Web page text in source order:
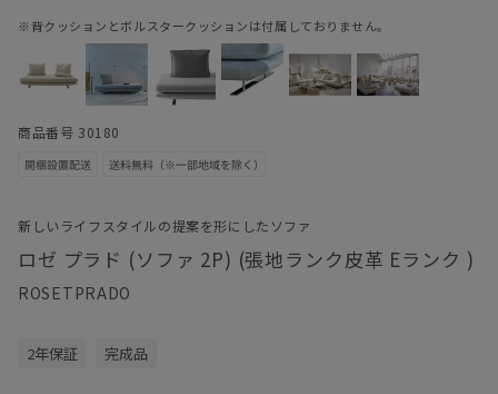
新しいライフスタイルの提案を形にしたソファ
ロゼ プラド (ソファ 2P) (張地ランク皮革 Eランク )
ROSETPRADO
※背クッションとボルスタークッションは付属しておりません。
2年保証 完成品
商品番号 30180